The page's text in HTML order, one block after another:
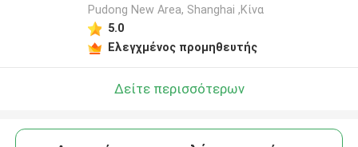
κατασκευαστή
Pudong New Area, Shanghai ,Κίνα
5.0
Ελεγχμένος προμηθευτής
Δείτε περισσότερων